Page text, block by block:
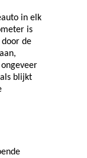
in elk
is
de
blijkt